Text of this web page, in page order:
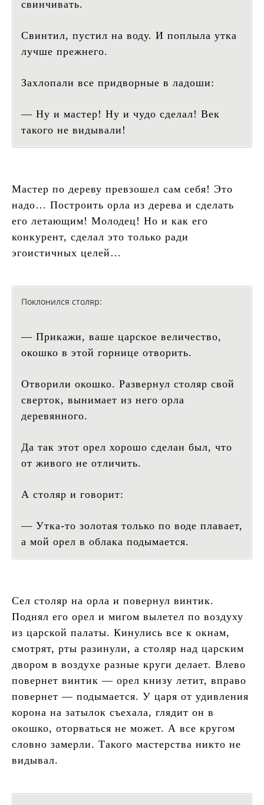
свинчивать.
Свинтил, пустил на воду. И поплыла утка
лучше прежнего.
Захлопали все придворные в ладоши:
— Ну и мастер! Ну и чудо сделал! Век
такого не видывали!
Мастер по дереву превзошел сам себя! Это
надо… Построить орла из дерева и сделать
его летающим! Молодец! Но и как его
конкурент, сделал это только ради
эгоистичных целей…
Поклонился столяр:
— Прикажи, ваше царское величество,
окошко в этой горнице отворить.
Отворили окошко. Развернул столяр свой
сверток, вынимает из него орла
деревянного.
Да так этот орел хорошо сделан был, что
от живого не отличить.
А столяр и говорит:
— Утка-то золотая только по воде плавает,
а мой орел в облака подымается.
Сел столяр на орла и повернул винтик.
Поднял его орел и мигом вылетел по воздуху
из царской палаты. Кинулись все к окнам,
смотрят, рты разинули, а столяр над царским
двором в воздухе разные круги делает. Влево
повернет винтик — орел книзу летит, вправо
повернет — подымается. У царя от удивления
корона на затылок съехала, глядит он в
окошко, оторваться не может. А все кругом
словно замерли. Такого мастерства никто не
видывал.